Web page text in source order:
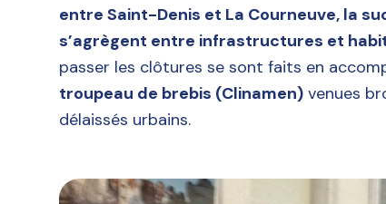
entre Saint-Denis et La Courneuve, la
s’agrègent entre infrastructures et
passer les clôtures se sont faits en
troupeau de brebis (Clinamen) venues
délaissés urbains.